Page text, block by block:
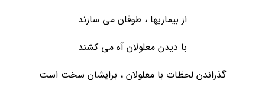
از بیماریها ، طوفان می سازند
با دیدن معلولان آه می کشند
گذراندن لحظات با معلولان ، برایشان سخت است